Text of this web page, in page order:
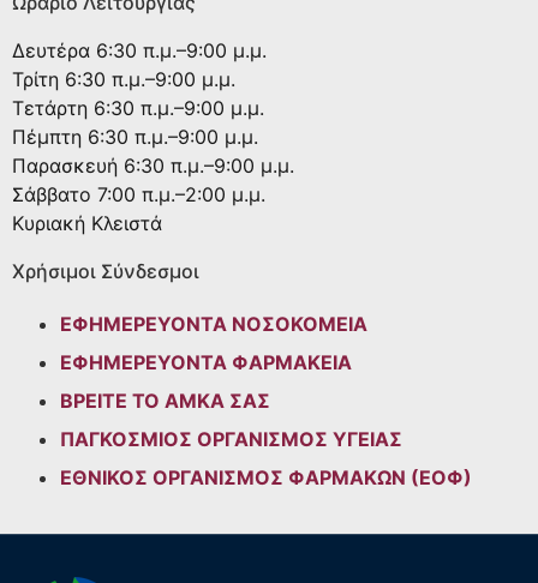
Δευτέρα 6:30 π.μ.–9:00 μ.μ.
Τρίτη 6:30 π.μ.–9:00 μ.μ.
Τετάρτη 6:30 π.μ.–9:00 μ.μ.
Πέμπτη 6:30 π.μ.–9:00 μ.μ.
Παρασκευή 6:30 π.μ.–9:00 μ.μ.
Σάββατο 7:00 π.μ.–2:00 μ.μ.
Κυριακή Κλειστά
Χρήσιμοι Σύνδεσμοι
ΕΦΗΜΕΡΕΥΟΝΤΑ ΝΟΣΟΚΟΜΕΙΑ
ΕΦΗΜΕΡΕΥΟΝΤΑ ΦΑΡΜΑΚΕΙΑ
ΒΡΕΙΤΕ ΤΟ ΑΜΚΑ ΣΑΣ
ΠΑΓΚΟΣΜΙΟΣ ΟΡΓΑΝΙΣΜΟΣ ΥΓΕΙΑΣ
ΕΘΝΙΚΟΣ ΟΡΓΑΝΙΣΜΟΣ ΦΑΡΜΑΚΩΝ (ΕΟΦ)